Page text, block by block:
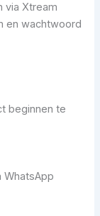
via Xtream
en wachtwoord
beginnen te